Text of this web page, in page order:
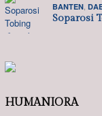
BANTEN,
Soparosi
HUMANIORA